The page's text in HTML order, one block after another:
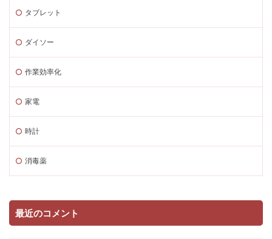
タブレット
ダイソー
作業効率化
家電
時計
消毒薬
最近のコメント